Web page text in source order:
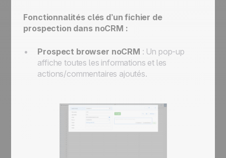
Fonctionnalités clés d’un fichier de
prospection dans noCRM :
Prospect browser noCRM : Un pop-up
affiche toutes les informations et les
actions/commentaires ajoutés.